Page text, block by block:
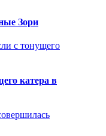
Зори
катера в